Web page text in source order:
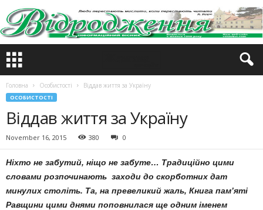
Головна Особистості Віддав життя за Україну
ОСОБИСТОСТІ
Віддав життя за Україну
November 16, 2015 380 0
Ніхто не забутий, ніщо не забуте… Традиційно цими
словами розпочинають заходи до скорботних дат
минулих століть. Та, на превеликий жаль, Книга пам’яті
Равщини цими днями поповнилася ще одним іменем